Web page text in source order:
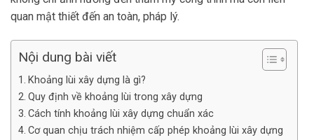
quan mật thiết đến an toàn, pháp lý.
Nội dung bài viết
Khoảng lùi xây dựng là gì?
Quy định về khoảng lùi trong xây dựng
Cách tính khoảng lùi xây dựng chuẩn xác
Cơ quan chịu trách nhiệm cấp phép khoảng lùi xây dựng